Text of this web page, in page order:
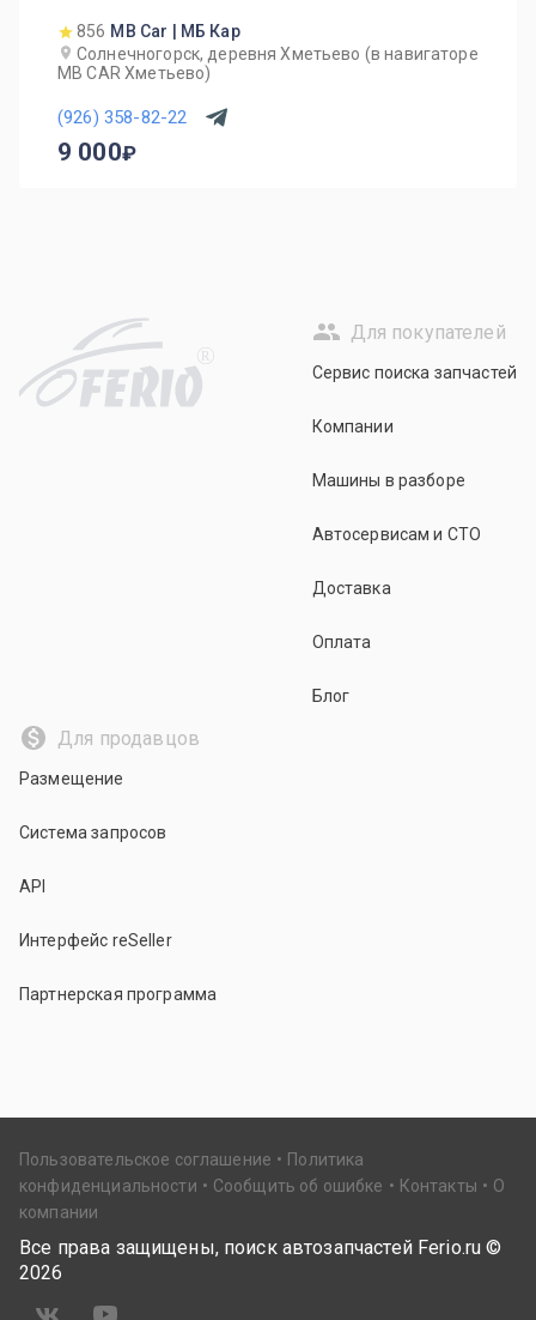
856 MB Car | МБ Кар
Солнечногорск, деревня Хметьево (в навигаторе
MB CAR Хметьево)
(926) 358-82-22
9 000
R
Для покупателей
Сервис поиска запчастей
Компании
Машины в разборе
Автосервисам и СТО
Доставка
Оплата
Блог
Для продавцов
Размещение
Система запросов
API
Интерфейс reSeller
Партнерская программа
Пользовательское соглашение
Политика
конфиденциальности
Сообщить об ошибке Контакты
О
компании
Все права защищены, поиск автозапчастей Ferio.ru ©
2026